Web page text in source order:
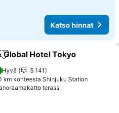
Katso hinnat
Lisää suosikkeihin
Global Hotel Tokyo
Hyvä
5 141
km kohteesta Shinjuku Station
terassi